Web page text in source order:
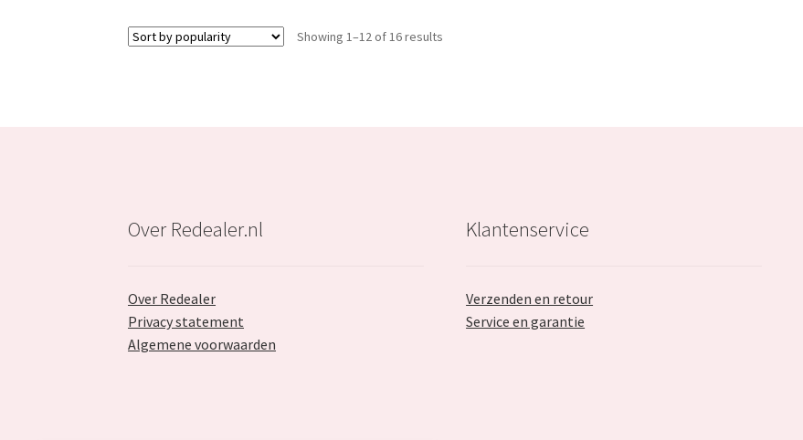
Showing 1–12 of 16 results
Over Redealer.nl
Over Redealer
Privacy statement
Algemene voorwaarden
Klantenservice
Verzenden en retour
Service en garantie